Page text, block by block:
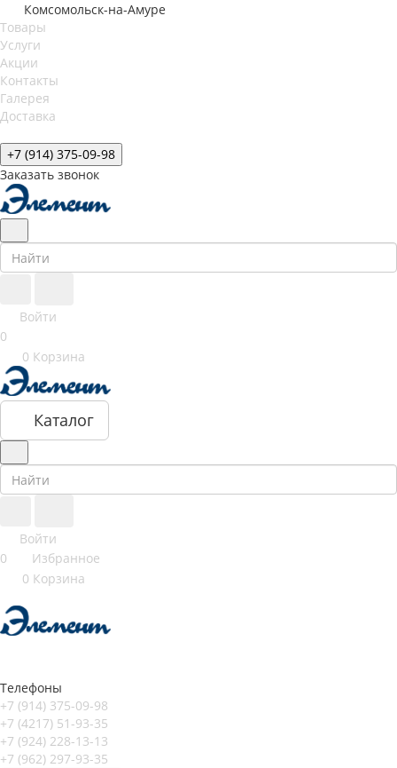
Комсомольск-на-Амуре
Товары
Услуги
Акции
Контакты
Галерея
Доставка
+7 (914) 375-09-98
Заказать звонок
Войти
0
0 Корзина
Каталог
Войти
0
Избранное
0 Корзина
Телефоны
+7 (914) 375-09-98
+7 (4217) 51-93-35
+7 (924) 228-13-13
+7 (962) 297-93-35